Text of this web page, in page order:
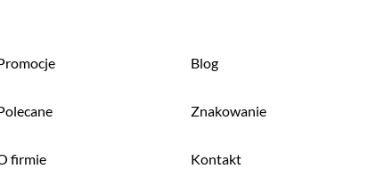
firmie
Blog
Znakowanie
Kontakt